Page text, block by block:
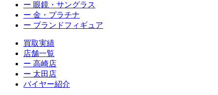
ー 眼鏡・サングラス
ー 金・プラチナ
ー ブランドフィギュア
買取実績
店舗一覧
ー 高崎店
ー 太田店
バイヤー紹介